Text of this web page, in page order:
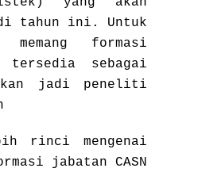
tahun ini. Untuk
formasi
tersedia sebagai
jadi peneliti
rinci mengenai
jabatan CASN